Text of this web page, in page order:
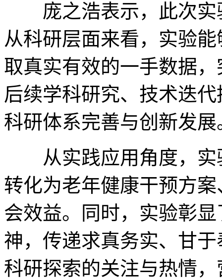
庞之浩表示，此次实
从科研层面来看，实验
取真实有效的一手数据
后续学科研究、技术迭
科研体系完善与创新发展
从实践应用角度，实
转化为老年健康干预方
会效益。同时，实验彰
神，传递求真务实、甘
科研探索的关注与热情